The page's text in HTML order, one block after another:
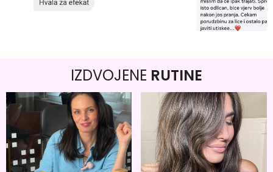
IZDVOJENE RUTINE